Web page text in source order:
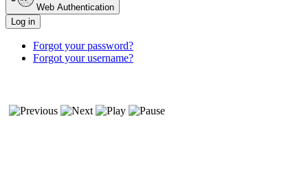
Web Authentication
Log in
Forgot your password?
Forgot your username?